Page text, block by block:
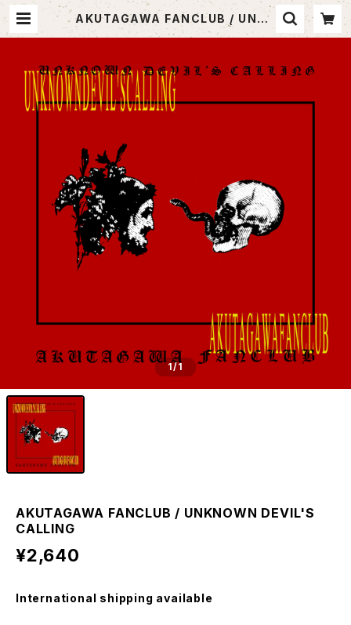
AKUTAGAWA FANCLUB / UNKN
OWN DEVIL'S CALLING | SABO
1/1
AKUTAGAWA FANCLUB / UNKNOWN DEVIL'S
CALLING
¥2,640
International shipping available